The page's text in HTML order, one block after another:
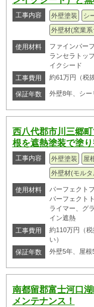
工事内容 外壁塗装
シ
外壁材(窯業
使用材料
ファインパー
ランセラトッ
イクシード
工事費用
約61万円（税
保証年数 外壁8年、シー
西八代郡市川三郷
根を遮熱塗装で塗り
工事内容 外壁塗装
屋
外壁材(モルタ
使用材料
パーフェクト
パーフェクト
ライマー、グ
イン遮熱
工事費用
約110万円（
い）
保証年数
外壁5年、屋根
南都留郡富士河口
メンテナンス！